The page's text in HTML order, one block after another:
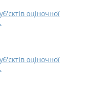
оціночної
оціночної